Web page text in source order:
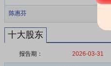
陈惠芬
十大股东
报告期： 2026-03-31